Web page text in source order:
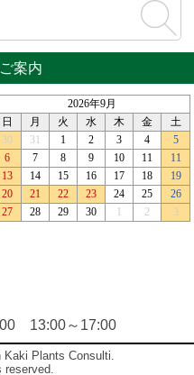
案内
13:00～17:00
Kaki Plants Consulti.
reserved.